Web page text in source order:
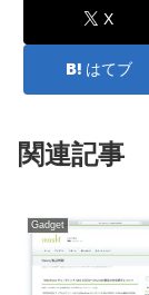
X
はてブ
関連記事
Gadget